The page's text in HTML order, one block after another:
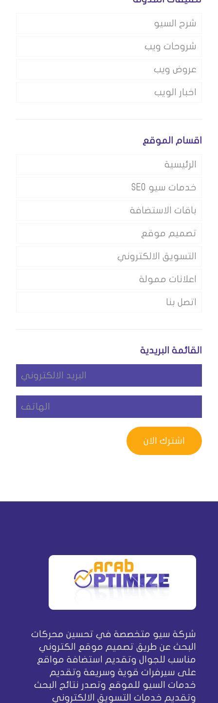
شرح السيو
شروحات ويب
عروض ويب
اخبار الويب
اقسام الموقع
الرئيسية
خدمات سيو SEO
باقات الاستضافة
تصميم موقع
التسويق الالكتروني
اعلانات ممولة
اتصل بنا
القائمة البريدية
شركة سيو متخصصة في تحسين محركات
البحث عن طريق تصميم موقع الكتروني
مناسب للجوال وتقديم استضافة مواقع
على سيرفرات قوية وسريعة وتقديم
خدمات السيو للموقع وتصدر نتائج البحث
وتقديم خدمات التسويق الالكتروني